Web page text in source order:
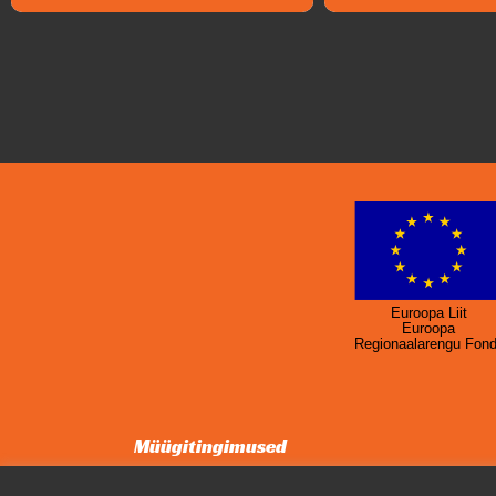
Euroopa Liit
Euroopa
Regionaalarengu
Müügitingimused